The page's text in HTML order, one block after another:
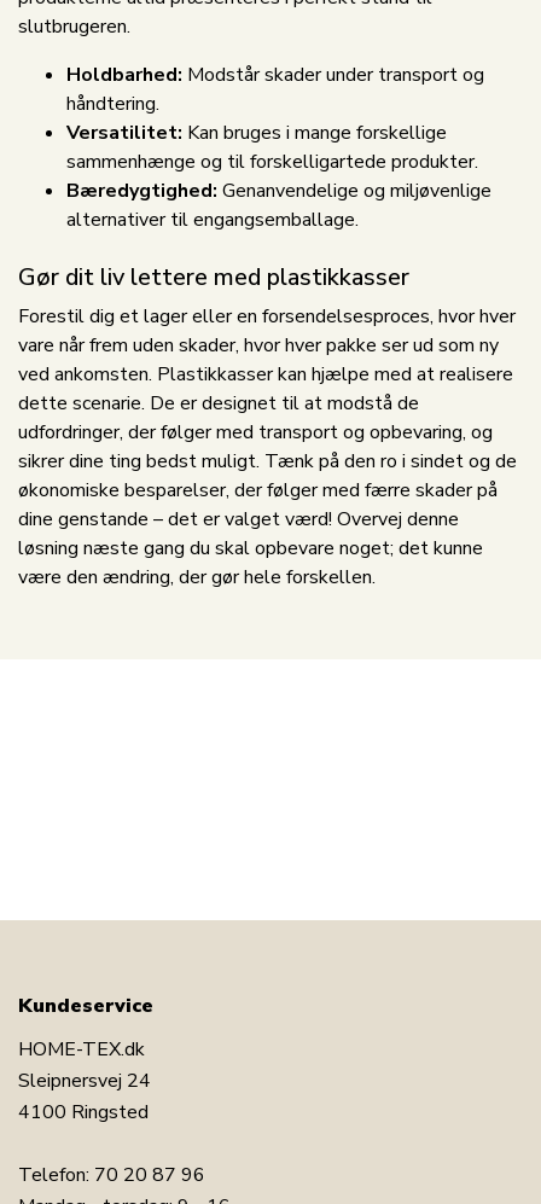
slutbrugeren.
Holdbarhed: Modstår skader under transport og
håndtering.
Versatilitet: Kan bruges i mange forskellige
sammenhænge og til forskelligartede produkter.
Bæredygtighed: Genanvendelige og miljøvenlige
alternativer til engangsemballage.
Gør dit liv lettere med plastikkasser
Forestil dig et lager eller en forsendelsesproces, hvor hver
vare når frem uden skader, hvor hver pakke ser ud som ny
ved ankomsten. Plastikkasser kan hjælpe med at realisere
dette scenarie. De er designet til at modstå de
udfordringer, der følger med transport og opbevaring, og
sikrer dine ting bedst muligt. Tænk på den ro i sindet og de
økonomiske besparelser, der følger med færre skader på
dine genstande – det er valget værd! Overvej denne
løsning næste gang du skal opbevare noget; det kunne
være den ændring, der gør hele forskellen.
Kundeservice
HOME-TEX.dk
Sleipnersvej 24
4100 Ringsted
Telefon: 70 20 87 96